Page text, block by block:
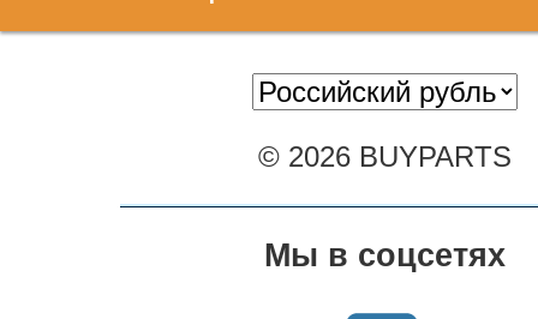
© 2026 BUYPARTS
Мы в соцсетях